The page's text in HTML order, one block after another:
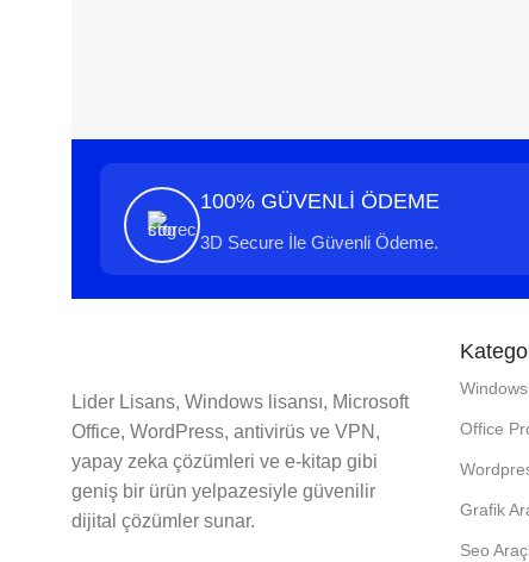
100% GÜVENLİ ÖDEME
3D Secure İle Güvenli Ödeme.
Lider Lisans, Windows lisansı, Microsoft
Office, WordPress, antivirüs ve VPN,
yapay zeka çözümleri ve e-kitap gibi
geniş bir ürün yelpazesiyle güvenilir
dijital çözümler sunar.
Office
Grafik
Seo